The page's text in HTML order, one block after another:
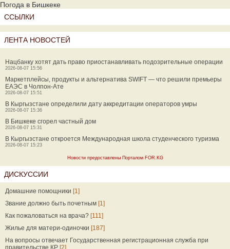
Погода в Бишкеке
ССЫЛКИ
ЛЕНТА НОВОСТЕЙ
Нацбанку хотят дать право приостанавливать подозрительные операции
2026-08-07 15:56
Маркетплейсы, продукты и альтернатива SWIFT — что решили премьеры
ЕАЭС в Чолпон-Ате
2026-08-07 15:51
В Кыргызстане определили дату аккредитации операторов умры
2026-08-07 15:36
В Бишкеке сгорел частный дом
2026-08-07 15:31
В Кыргызстане откроется Международная школа студенческого туризма
2026-08-07 15:23
Новости предоставлены Порталом FOR.KG
ДИСКУССИИ
Домашние помощники [1]
Звание должно быть почетным [1]
Как пожаловаться на врача? [111]
Жилье для матери-одиночки [187]
На вопросы отвечает Государственная регистрационная служба при
правительстве КР [2]